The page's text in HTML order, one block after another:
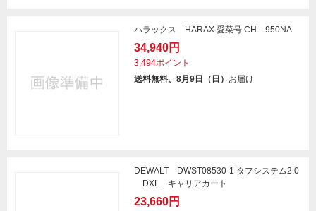
ハラックス HARAX 愛菜号 CH－950NA
34,940円
3,494ポイント
送料無料、8月9日（日） お届け
DEWALT DWST08530-1 タフシステム2.0
DXL キャリアカート
23,660円